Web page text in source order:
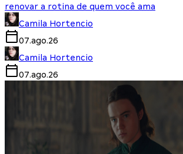
renovar a rotina de quem você ama
Camila Hortencio
07.ago.26
Camila Hortencio
07.ago.26